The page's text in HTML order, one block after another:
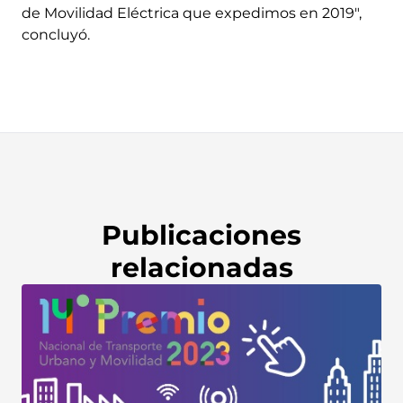
de Movilidad Eléctrica que expedimos en 2019″,
concluyó.
Publicaciones
relacionadas